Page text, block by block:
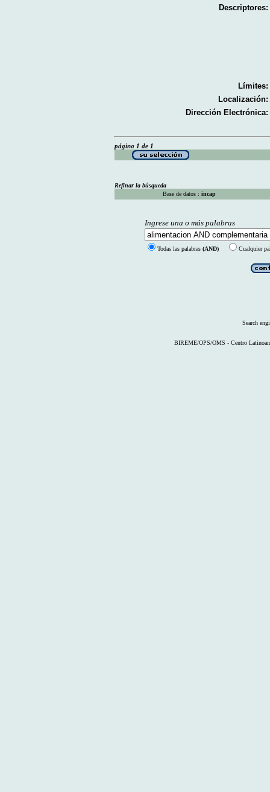
Descriptores:
Límites:
Localización:
Dirección Electrónica:
página 1 de 1
Refinar la búsqueda
Base de datos : incap
Ingrese una o más palabras
Todas las palabras (AND) Cualquier
Search
BIREME/OPS/OMS - Centro